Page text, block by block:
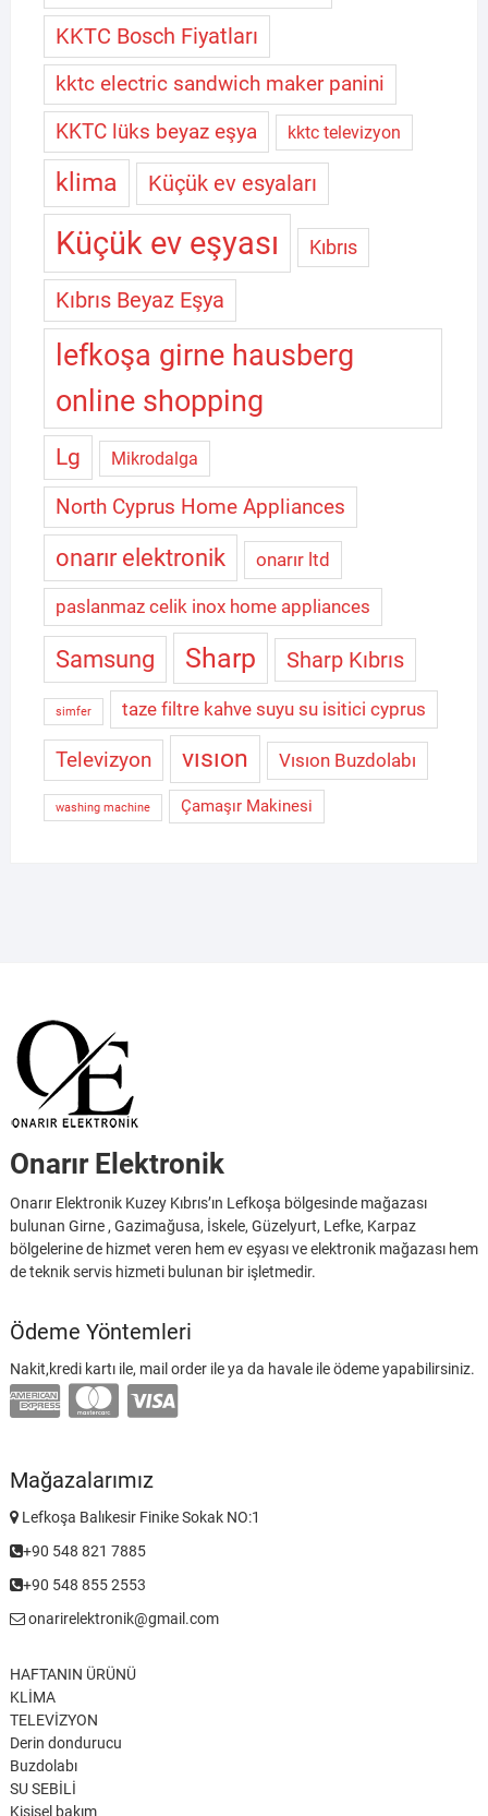
KKTC Bosch Fiyatları
kktc electric sandwich maker panini
KKTC lüks beyaz eşya kktc televizyon
klima Küçük ev esyaları
Küçük ev eşyası Kıbrıs
Kıbrıs Beyaz Eşya
lefkoşa girne hausberg
online shopping
Lg Mikrodalga
North Cyprus Home Appliances
onarır elektronik onarır ltd
paslanmaz celik inox home appliances
Samsung Sharp Sharp Kıbrıs
simfer taze filtre kahve suyu su isitici cyprus
Televizyon vısıon Vısıon Buzdolabı
washing machine Çamaşır Makinesi
Onarır Elektronik
Onarır Elektronik Kuzey Kıbrıs’ın Lefkoşa bölgesinde mağazası
bulunan Girne , Gazimağusa, İskele, Güzelyurt, Lefke, Karpaz
bölgelerine de hizmet veren hem ev eşyası ve elektronik mağazası hem
de teknik servis hizmeti bulunan bir işletmedir.
Ödeme Yöntemleri
Nakit,kredi kartı ile, mail order ile ya da havale ile ödeme yapabilirsiniz.
Mağazalarımız
Lefkoşa Balıkesir Finike Sokak NO:1
+90 548 821 7885
+90 548 855 2553
onarirelektronik@gmail.com
HAFTANIN ÜRÜNÜ
KLİMA
TELEVİZYON
Derin dondurucu
Buzdolabı
SU SEBİLİ
Kişisel bakım